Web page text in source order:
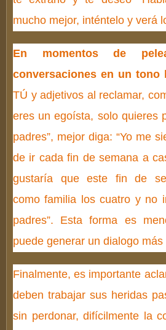
mucho mejor, inténtelo y verá
En momentos de
conversaciones en un tono
TÚ y adjetivos al reclamar,
eres un egoísta, solo quieres
padres”, mejor diga: “Yo me
de ir cada fin de semana a
gustaría que este fin de
como familia los cuatro y no
padres”. Esta forma es
puede generar un dialogo más
Finalmente, es importante
deben trabajar sus heridas
sin perdonar, difícilmente la